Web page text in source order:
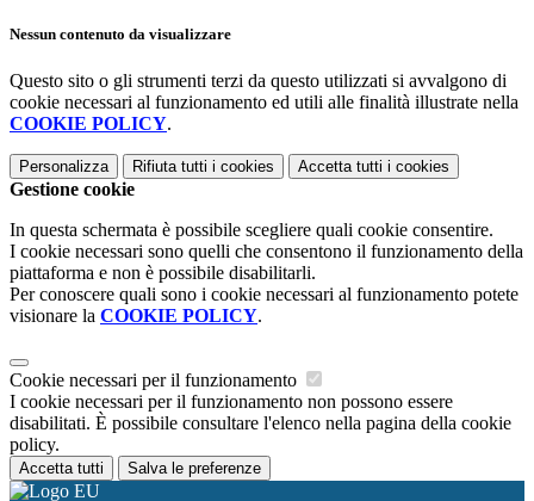
Nessun contenuto da visualizzare
Questo sito o gli strumenti terzi da questo utilizzati si avvalgono di
cookie necessari al funzionamento ed utili alle finalità illustrate nella
COOKIE POLICY.
Personalizza Rifiuta tutti i cookies Accetta tutti i cookies
Gestione cookie
In questa schermata è possibile scegliere quali cookie consentire.
I cookie necessari sono quelli che consentono il funzionamento della
piattaforma e non è possibile disabilitarli.
Per conoscere quali sono i cookie necessari al funzionamento potete
visionare la COOKIE POLICY.
Cookie necessari per il funzionamento
I cookie necessari per il funzionamento non possono essere
disabilitati. È possibile consultare l'elenco nella pagina della cookie
policy.
Accetta tutti Salva le preferenze